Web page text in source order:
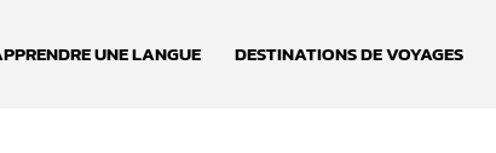
UNE LANGUE DESTINATIONS DE VOYAGES